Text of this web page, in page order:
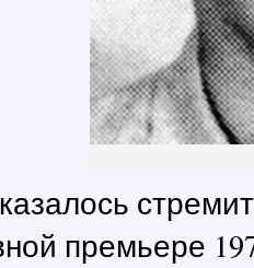
премьере